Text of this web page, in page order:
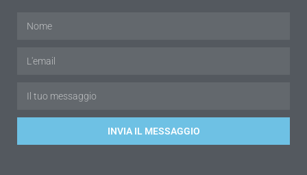
INVIA IL MESSAGGIO